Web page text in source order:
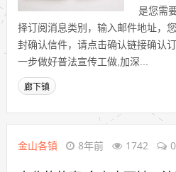
是您需
择订阅消息类别，输入邮件地址，
封确认信件，请点击确认链接确认
一步做好普法宣传工做,加深...
廊下镇
金山各镇 8年前 1742 0